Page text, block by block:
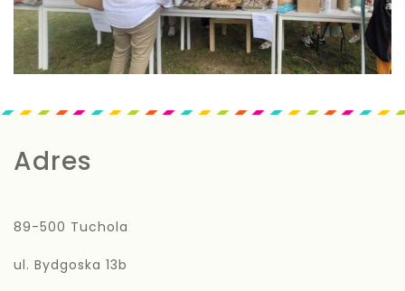
Adres
89-500 Tuchola
ul. Bydgoska 13b